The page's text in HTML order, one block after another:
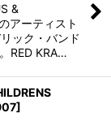
&
アーティスト
ック・バンド
RED KRA…
]